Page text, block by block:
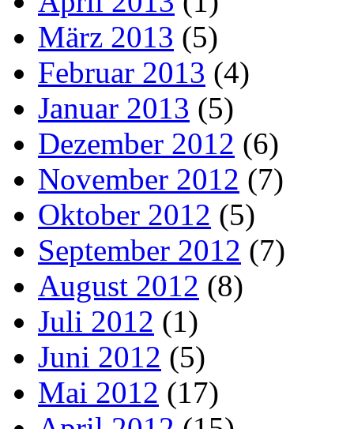
März 2013 (5)
Februar 2013 (4)
Januar 2013 (5)
Dezember 2012 (6)
November 2012 (7)
Oktober 2012 (5)
September 2012 (7)
August 2012 (8)
Juli 2012 (1)
Juni 2012 (5)
Mai 2012 (17)